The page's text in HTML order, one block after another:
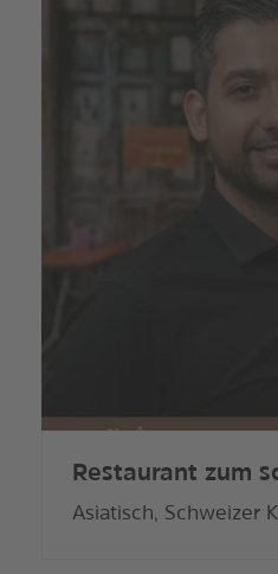
Restaurant zum
Asiatisch, Schweizer